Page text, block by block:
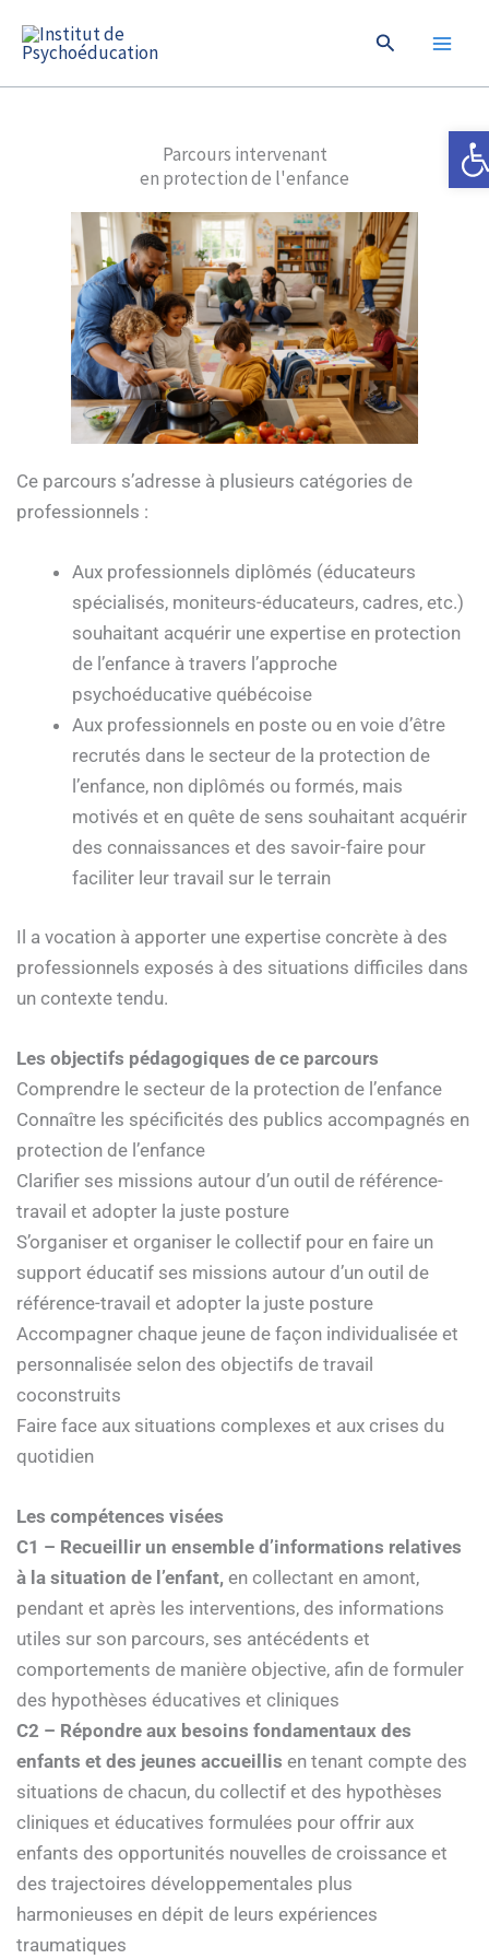
Rechercher
Parcours intervenant
en protection de l'enfance
Ce parcours s’adresse à plusieurs catégories de
professionnels :
Aux professionnels diplômés (éducateurs
spécialisés, moniteurs-éducateurs, cadres, etc.)
souhaitant acquérir une expertise en protection
de l’enfance à travers l’approche
psychoéducative québécoise
Aux professionnels en poste ou en voie d’être
recrutés dans le secteur de la protection de
l’enfance, non diplômés ou formés, mais
motivés et en quête de sens souhaitant acquérir
des connaissances et des savoir-faire pour
faciliter leur travail sur le terrain
Il a vocation à apporter une expertise concrète à des
professionnels exposés à des situations difficiles dans
un contexte tendu.
Les objectifs pédagogiques de ce parcours
Comprendre le secteur de la protection de l’enfance
Connaître les spécificités des publics accompagnés en
protection de l’enfance
Clarifier ses missions autour d’un outil de référence-
travail et adopter la juste posture
S’organiser et organiser le collectif pour en faire un
support éducatif ses missions autour d’un outil de
référence-travail et adopter la juste posture
Accompagner chaque jeune de façon individualisée et
personnalisée selon des objectifs de travail
coconstruits
Faire face aux situations complexes et aux crises du
quotidien
Les compétences visées
C1 – Recueillir un ensemble d’informations relatives
à la situation de l’enfant, en collectant en amont,
pendant et après les interventions, des informations
utiles sur son parcours, ses antécédents et
comportements de manière objective, afin de formuler
des hypothèses éducatives et cliniques
C2 – Répondre aux besoins fondamentaux des
enfants et des jeunes accueillis en tenant compte des
situations de chacun, du collectif et des hypothèses
cliniques et éducatives formulées pour offrir aux
enfants des opportunités nouvelles de croissance et
des trajectoires développementales plus
harmonieuses en dépit de leurs expériences
traumatiques